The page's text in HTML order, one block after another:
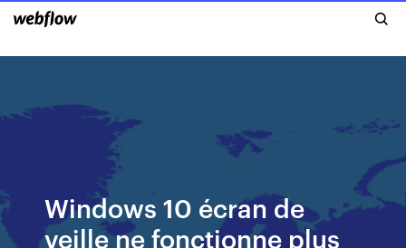
Windows 10 écran de
veille ne fonctionne plus